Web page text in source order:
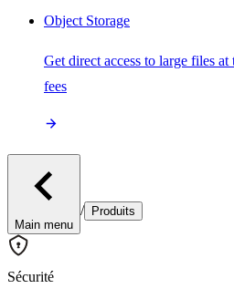
Object Storage
Get direct access to large files
fees
Main menu
/ Produits
Sécurité